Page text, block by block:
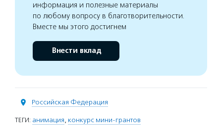
информация и полезные материалы
по любому вопросу в благотворительности.
Вместе мы этого достигнем
Внести вклад
Российская Федерация
ТЕГИ: анимация, конкурс мини-грантов